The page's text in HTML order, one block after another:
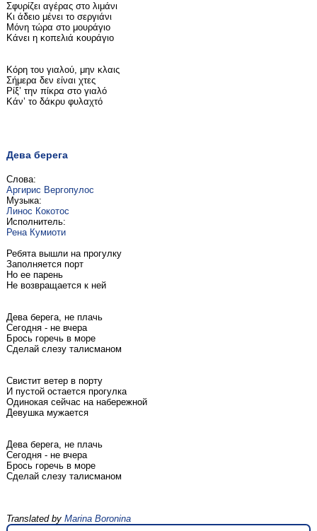
Σφυρίζει αγέρας στο λιμάνι
Κι άδειο μένει το σεργιάνι
Μόνη τώρα στο μουράγιο
Κάνει η κοπελιά κουράγιο
Κόρη του γιαλού, μην κλαις
Σήμερα δεν είναι χτες
Ρίξ’ την πίκρα στο γιαλό
Κάν’ το δάκρυ φυλαχτό
Дева берега
Слова:
Аргирис Вергопулос
Музыка:
Линос Кокотос
Исполнитель:
Рена Кумиоти
Ребята вышли на прогулку
Заполняется порт
Но ее парень
Не возвращается к ней
Дева берега, не плачь
Сегодня - не вчера
Брось горечь в море
Сделай слезу талисманом
Свистит ветер в порту
И пустой остается прогулка
Одинокая сейчас на набережной
Девушка мужается
Дева берега, не плачь
Сегодня - не вчера
Брось горечь в море
Сделай слезу талисманом
Translated by Marina Boronina